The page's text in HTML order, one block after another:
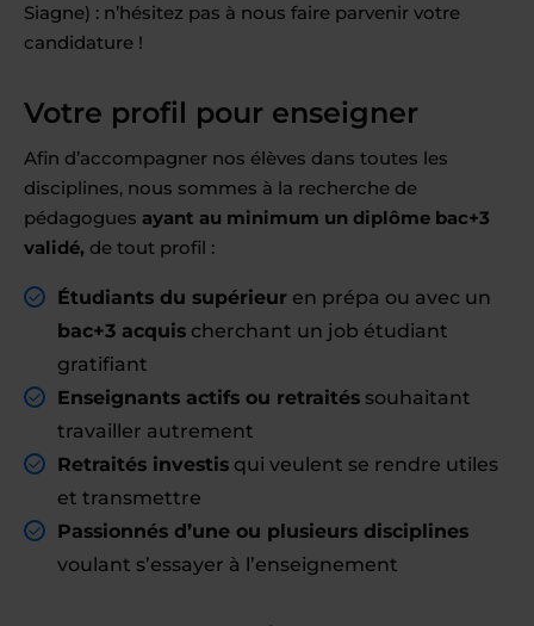
Siagne) : n’hésitez pas à nous faire parvenir votre
candidature !
Votre profil pour enseigner
Afin d’accompagner nos élèves dans toutes les
disciplines, nous sommes à la recherche de
pédagogues ayant au minimum un diplôme bac+3
validé, de tout profil :
Étudiants du supérieur en prépa ou avec un
bac+3 acquis cherchant un job étudiant
gratifiant
Enseignants actifs ou retraités souhaitant
travailler autrement
Retraités investis qui veulent se rendre utiles
et transmettre
Passionnés d’une ou plusieurs disciplines
voulant s’essayer à l’enseignement